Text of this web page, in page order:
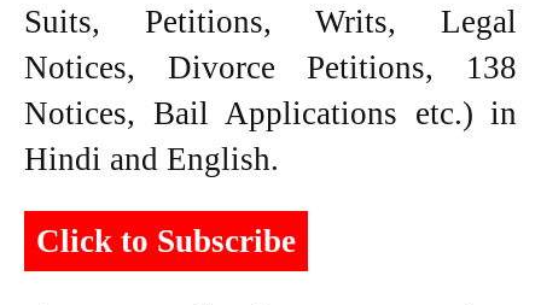
Suits, Petitions, Writs, Legal
Notices, Divorce Petitions, 138
Notices, Bail Applications etc.) in
Hindi and English.
Click to Subscribe